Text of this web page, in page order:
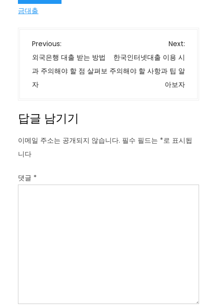
금대출
글
탐
색
Previous:
외국은행 대출 받는 방법
과 주의해야 할 점 살펴보
자
Next:
한국인터넷대출 이용 시
주의해야 할 사항과 팁 알
아보자
답글 남기기
이메일 주소는 공개되지 않습니다. 필수 필드는 *로 표시됩
니다
댓글 *